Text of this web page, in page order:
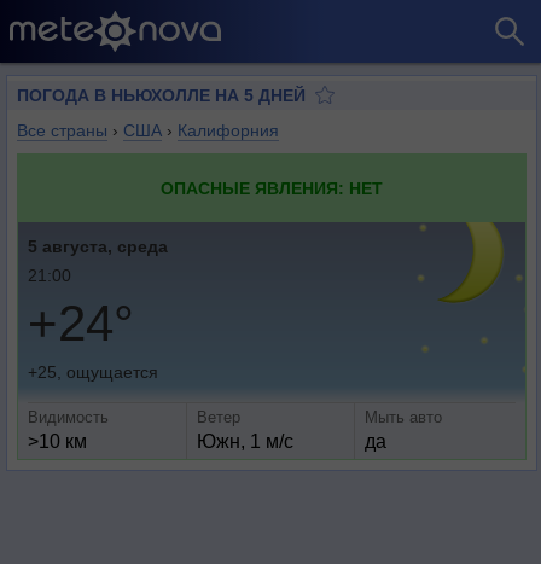
ПОГОДА В НЬЮХОЛЛЕ НА 5 ДНЕЙ
Все страны › США › Калифорния
ОПАСНЫЕ ЯВЛЕНИЯ: НЕТ
5 августа, среда
21:00
+24°
+25, ощущается
Видимость
>10 км
Ветер
Южн, 1 м/с
Мыть авто
да